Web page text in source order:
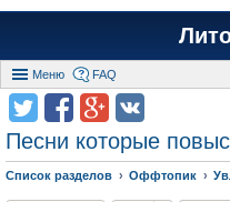
Меню FAQ
Песни которые
Список разделов Оффтопик